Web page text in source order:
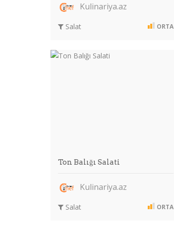
Kulinariya.az
Salat ORTA
Ton Balığı Salati
Kulinariya.az
Salat ORTA